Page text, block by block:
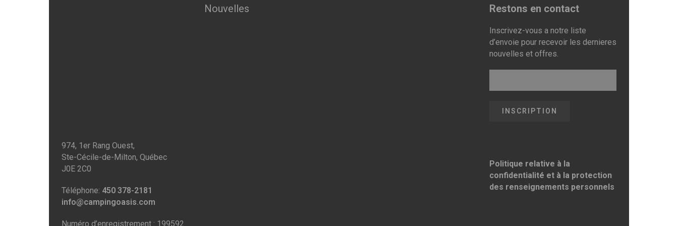
974, 1er Rang Ouest,
Ste-Cécile-de-Milton, Québec
J0E 2C0
Téléphone: 450 378-2181
info@campingoasis.com
Numéro d’enregistrement : 199592
Nouvelles Restons en contact
Inscrivez-vous a notre liste
d’envoie pour recevoir les dernieres
nouvelles et offres.
Politique relative à la
confidentialité et à la protection
des renseignements personnels